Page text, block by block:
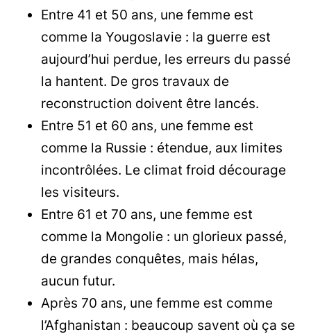
Entre 41 et 50 ans, une femme est
comme la Yougoslavie : la guerre est
aujourd’hui perdue, les erreurs du passé
la hantent. De gros travaux de
reconstruction doivent être lancés.
Entre 51 et 60 ans, une femme est
comme la Russie : étendue, aux limites
incontrôlées. Le climat froid décourage
les visiteurs.
Entre 61 et 70 ans, une femme est
comme la Mongolie : un glorieux passé,
de grandes conquêtes, mais hélas,
aucun futur.
Après 70 ans, une femme est comme
l’Afghanistan : beaucoup savent où ça se